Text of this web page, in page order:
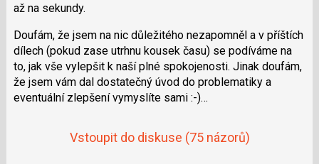
až na sekundy.
Doufám, že jsem na nic důležitého nezapomněl a v příštích
dílech (pokud zase utrhnu kousek času) se podíváme na
to, jak vše vylepšit k naší plné spokojenosti. Jinak doufám,
že jsem vám dal dostatečný úvod do problematiky a
eventuální zlepšení vymyslíte sami :-)…
Vstoupit do diskuse (75 názorů)